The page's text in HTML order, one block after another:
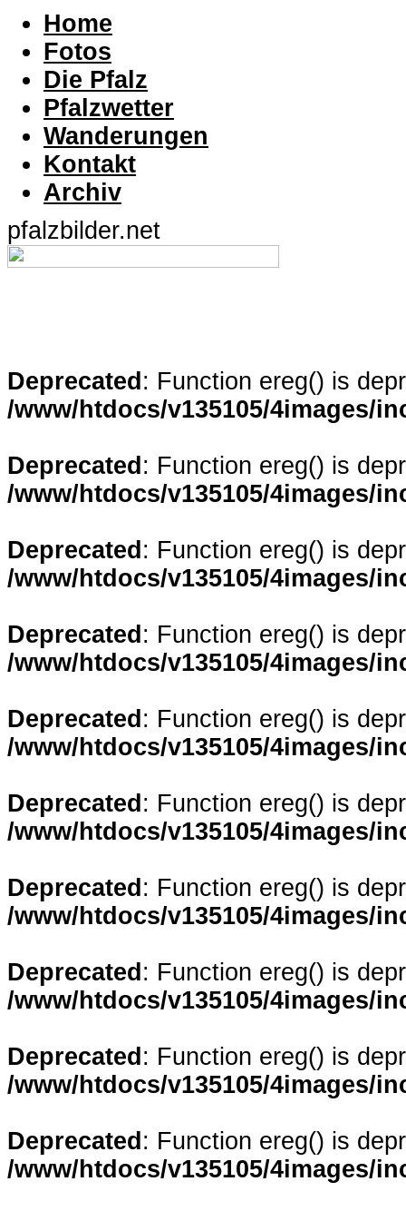
Home
Fotos
Die Pfalz
Pfalzwetter
Wanderungen
Kontakt
Archiv
pfalzbilder.net
Deprecated : Function ereg() is
/www/htdocs/v135105/4images/
Deprecated : Function ereg() is
/www/htdocs/v135105/4images/
Deprecated : Function ereg() is
/www/htdocs/v135105/4images/
Deprecated : Function ereg() is
/www/htdocs/v135105/4images/
Deprecated : Function ereg() is
/www/htdocs/v135105/4images/
Deprecated : Function ereg() is
/www/htdocs/v135105/4images/
Deprecated : Function ereg() is
/www/htdocs/v135105/4images/
Deprecated : Function ereg() is
/www/htdocs/v135105/4images/
Deprecated : Function ereg() is
/www/htdocs/v135105/4images/
Deprecated : Function ereg() is
/www/htdocs/v135105/4images/